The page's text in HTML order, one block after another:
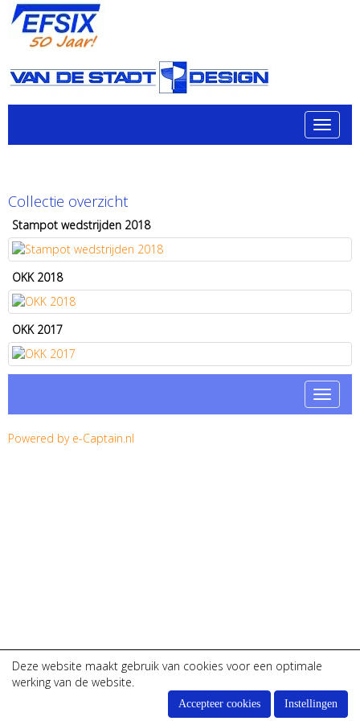
Deze website maakt gebruik van cookies voor een optimale
werking van de website.
Accepteer cookies Instellingen
Toggle
Collectie overzicht
Stampot wedstrijden 2018
OKK 2018
OKK 2017
Toggle
Powered by e-Captain.nl